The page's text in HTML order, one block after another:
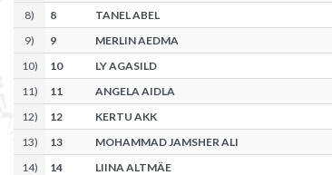
8) 8 TANEL ABEL
9) 9 MERLIN AEDMA
10) 10 LY AGASILD
11) 11 ANGELA AIDLA
12) 12 KERTU AKK
13) 13 MOHAMMAD JAMSHER ALI
14) 14 LIINA ALTMÄE